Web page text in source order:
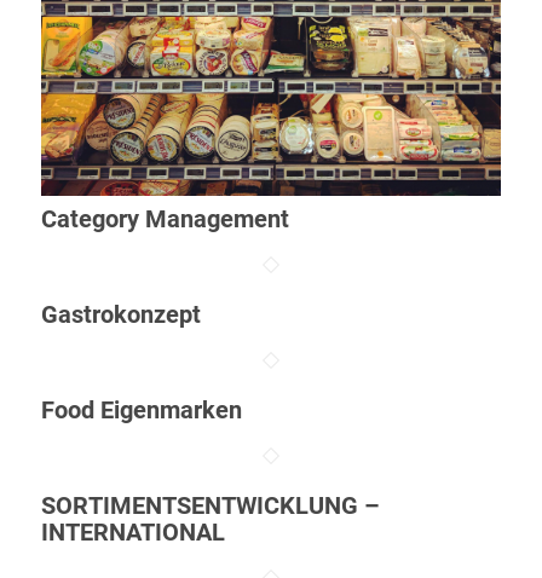
Category Management
Gastrokonzept
Food Eigenmarken
SORTIMENTSENTWICKLUNG –
INTERNATIONAL